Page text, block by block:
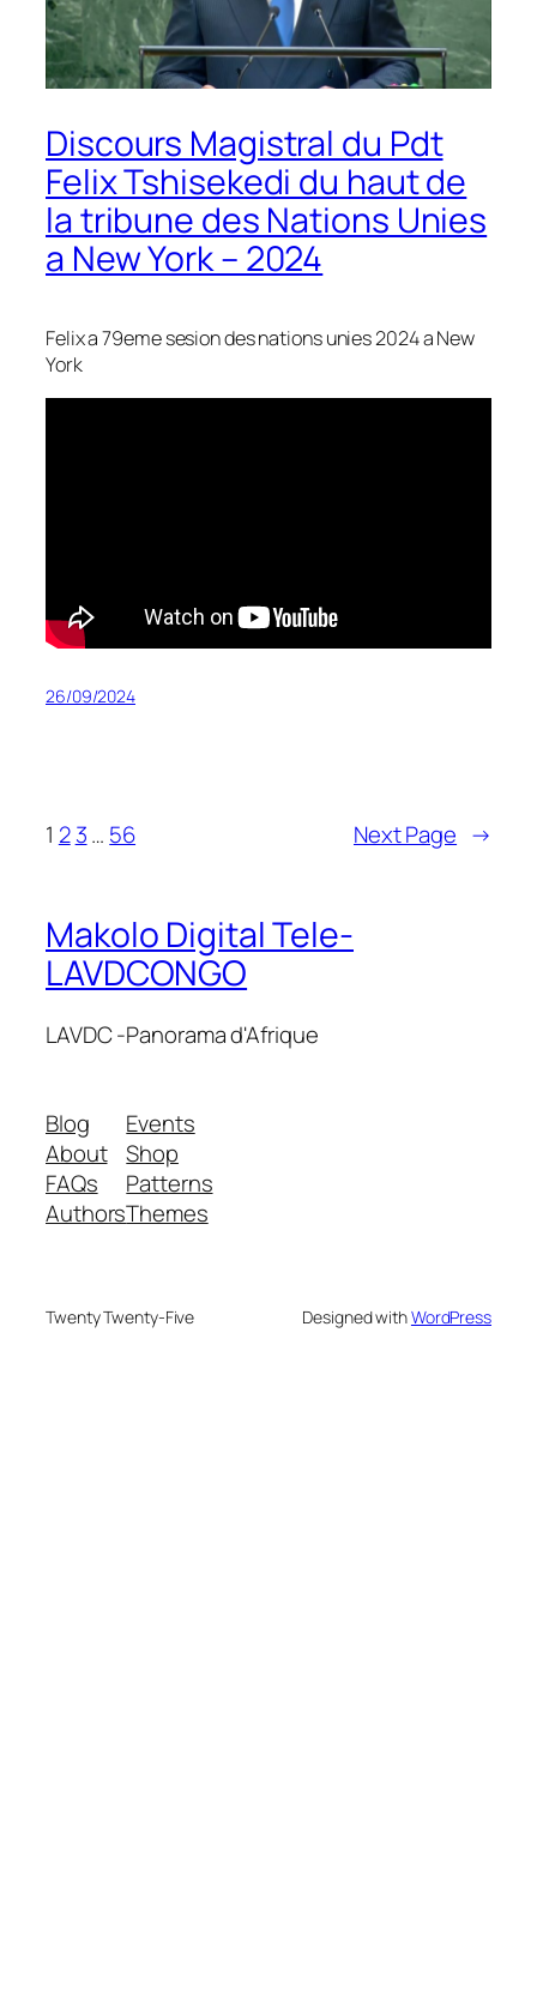
Discours Magistral du Pdt
Felix Tshisekedi du haut de
la tribune des Nations Unies
a New York – 2024
Felix a 79eme sesion des nations unies 2024 a New
York
26/09/2024
1 2 3… 56 Next Page →
Makolo Digital Tele-
LAVDCONGO
LAVDC -Panorama d'Afrique
Blog
About
FAQs
Authors
Events
Shop
Patterns
Themes
Twenty Twenty-Five Designed withWordPress